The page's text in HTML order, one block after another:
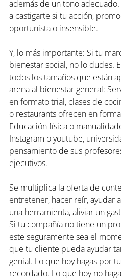
además de un tono
a castigarte si tu acción,
oportunista o insensible.
Y, lo más importante: Si tu
bienestar social, no lo dudes.
todos los tamaños que están
arena al bienestar general:
en formato trial, clases de
o restaurants ofrecen en
Educación física o
Instagram o youtube,
pensamiento de sus
ejecutivos.
Se multiplica la oferta de
entretener, hacer reír, ayudar
una herramienta, aliviar un
Si tu compañía no tiene un
este seguramente sea el
que tu cliente pueda ayudar
genial. Lo que hoy hagas por
recordado. Lo que hoy no